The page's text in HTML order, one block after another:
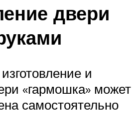
двери
и
«гармошка» может
самостоятельно